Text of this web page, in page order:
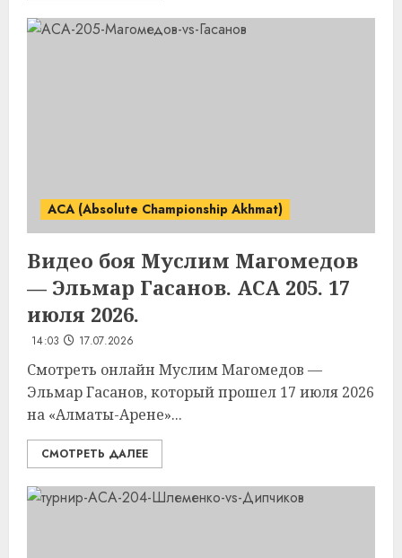
ACA (Absolute Championship Akhmat)
Видео боя Муслим Магомедов
— Эльмар Гасанов. ACA 205. 17
июля 2026.
14:03 17.07.2026
Смотреть онлайн Муслим Магомедов —
Эльмар Гасанов, который прошел 17 июля 2026
на «Алматы-Арене»...
СМОТРЕТЬ ДАЛЕЕ